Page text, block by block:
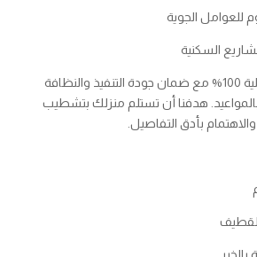
للعوامل الجوية
السكنية
نستخدم دهانات أصلية 100% مع ضمان جودة التنفيذ والنظافة
بالمواعيد. هدفنا أن تستلم منزلك بتشطيب
بأدق التفاصيل.